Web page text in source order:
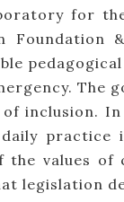
for
Foundation
The
inclusion.
daily
the values of
legislation